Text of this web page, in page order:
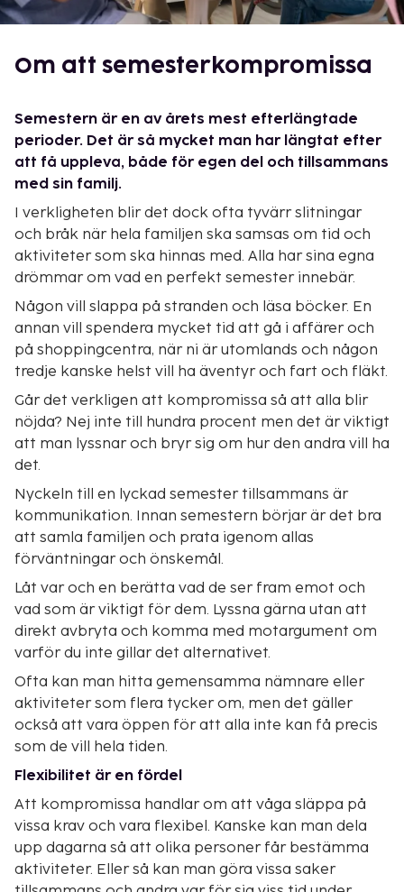
Om att semesterkompromissa
Semestern är en av årets mest efterlängtade
perioder. Det är så mycket man har längtat efter
att få uppleva, både för egen del och tillsammans
med sin familj.
I verkligheten blir det dock ofta tyvärr slitningar
och bråk när hela familjen ska samsas om tid och
aktiviteter som ska hinnas med. Alla har sina egna
drömmar om vad en perfekt semester innebär.
Någon vill slappa på stranden och läsa böcker. En
annan vill spendera mycket tid att gå i affärer och
på shoppingcentra, när ni är utomlands och någon
tredje kanske helst vill ha äventyr och fart och fläkt.
Går det verkligen att kompromissa så att alla blir
nöjda? Nej inte till hundra procent men det är viktigt
att man lyssnar och bryr sig om hur den andra vill ha
det.
Nyckeln till en lyckad semester tillsammans är
kommunikation. Innan semestern börjar är det bra
att samla familjen och prata igenom allas
förväntningar och önskemål.
Låt var och en berätta vad de ser fram emot och
vad som är viktigt för dem. Lyssna gärna utan att
direkt avbryta och komma med motargument om
varför du inte gillar det alternativet.
Ofta kan man hitta gemensamma nämnare eller
aktiviteter som flera tycker om, men det gäller
också att vara öppen för att alla inte kan få precis
som de vill hela tiden.
Flexibilitet är en fördel
Att kompromissa handlar om att våga släppa på
vissa krav och vara flexibel. Kanske kan man dela
upp dagarna så att olika personer får bestämma
aktiviteter. Eller så kan man göra vissa saker